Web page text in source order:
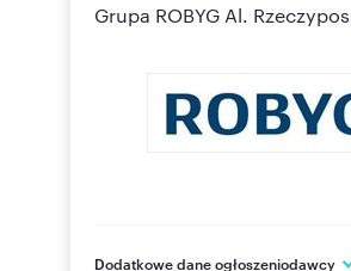
Grupa ROBYG Al.
Dodatkowe dane ogłoszeniodawcy